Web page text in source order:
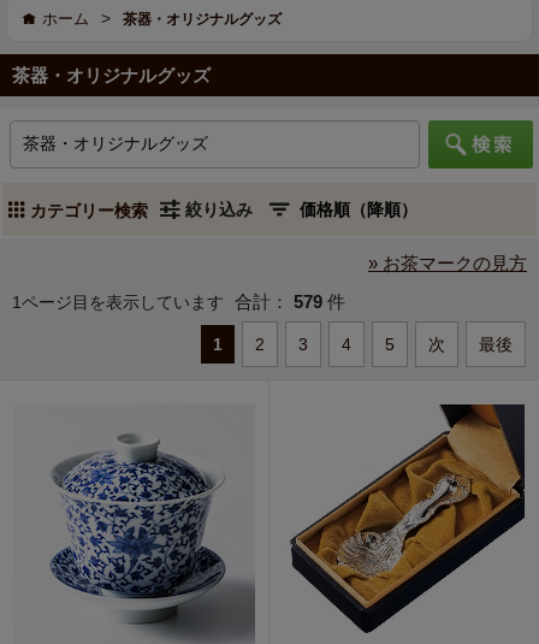
ホーム > 茶器・オリジナルグッズ
茶器・オリジナルグッズ
カテゴリー検索 絞り込み
» お茶マークの見方
1ページ目を表示しています 合計： 579 件
1 2 3 4 5 次 最後